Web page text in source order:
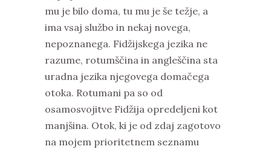
mu je bilo doma, tu mu je še težje, a
ima vsaj službo in nekaj novega,
nepoznanega. Fidžijskega jezika ne
razume, rotumščina in angleščina sta
uradna jezika njegovega domačega
otoka. Rotumani pa so od
osamosvojitve Fidžija opredeljeni kot
manjšina. Otok, ki je od zdaj zagotovo
na mojem prioritetnem seznamu